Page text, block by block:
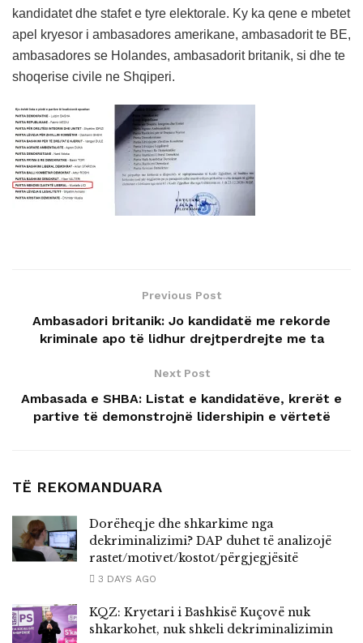
kandidatet dhe stafet e tyre elektorale. Ky ka qene e mbetet
apel kryesor i ambasadores amerikane, ambasadorit te BE,
ambasadores se Holandes, ambasadorit britanik, si dhe te
shoqerise civile ne Shqiperi.
Previous Post
Ambasadori britanik: Jo kandidatë me rekorde
kriminale apo të lidhur drejtperdrejte me ta
Next Post
Ambasada e SHBA: Listat e kandidatëve, krerët e
partive të demonstrojnë lidershipin e vërtetë
TË REKOMANDUARA
Dorëheqje dhe shkarkime nga
dekriminalizimi? DAP duhet të analizojë
rastet/motivet/kostot/përgjegjësitë
3 DAYS AGO
KQZ: Kryetari i Bashkisë Kuçovë nuk
shkarkohet, nuk shkeli dekriminalizimin